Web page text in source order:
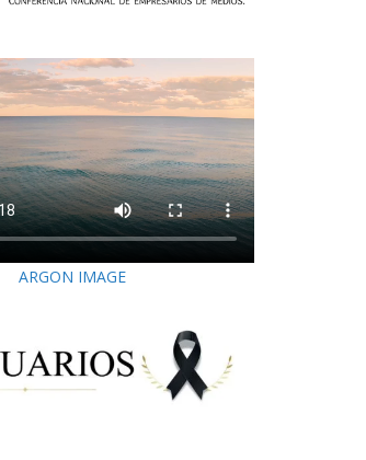
ARGON IMAGE